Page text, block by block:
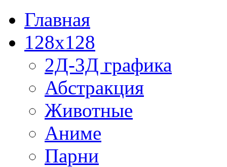
Главная
128x128
2Д-3Д графика
Абстракция
Животные
Аниме
Парни